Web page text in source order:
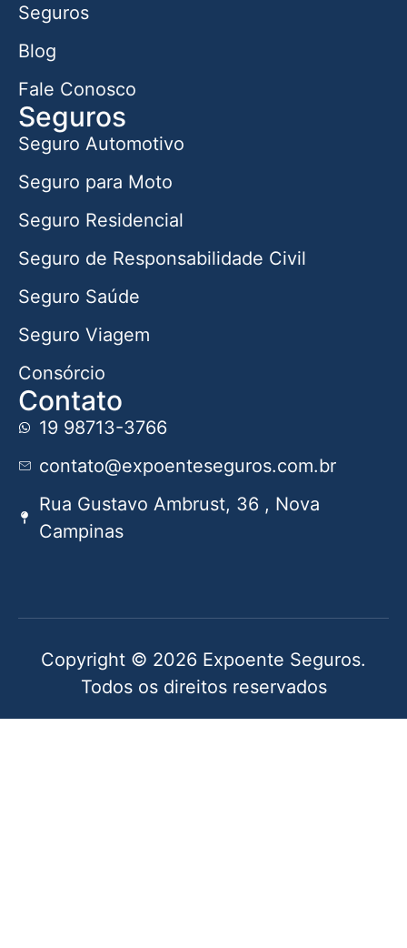
Seguros
Blog
Fale Conosco
Seguros
Seguro Automotivo
Seguro para Moto
Seguro Residencial
Seguro de Responsabilidade Civil
Seguro Saúde
Seguro Viagem
Consórcio
Contato
19 98713-3766
contato@expoenteseguros.com.br
Rua Gustavo Ambrust, 36 , Nova
Campinas
Copyright © 2026 Expoente Seguros.
Todos os direitos reservados